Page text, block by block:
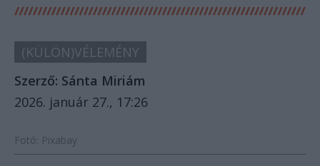
(KÜLÖN)VÉLEMÉNY
Szerző: Sánta Miriám
2026. január 27., 17:26
Fotó: Pixabay